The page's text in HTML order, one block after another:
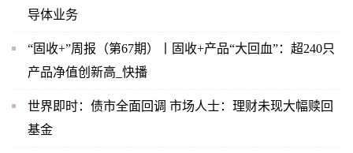
导体业务
“固收+”周报（第67期）丨固收+产品“大回血”：超240只
产品净值创新高_快播
世界即时：债市全面回调 市场人士：理财未现大幅赎回
基金